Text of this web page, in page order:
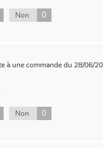
Non 0
à une commande du 28/06/
Non 0